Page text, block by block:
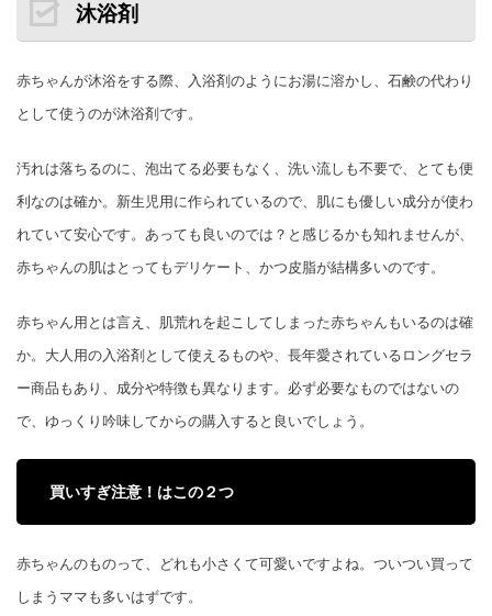
沐浴剤
赤ちゃんが沐浴をする際、入浴剤のようにお湯に溶かし、石鹸の代わり
として使うのが沐浴剤です。
汚れは落ちるのに、泡出てる必要もなく、洗い流しも不要で、とても便
利なのは確か。新生児用に作られているので、肌にも優しい成分が使わ
れていて安心です。あっても良いのでは？と感じるかも知れませんが、
赤ちゃんの肌はとってもデリケート、かつ皮脂が結構多いのです。
赤ちゃん用とは言え、肌荒れを起こしてしまった赤ちゃんもいるのは確
か。大人用の入浴剤として使えるものや、長年愛されているロングセラ
ー商品もあり、成分や特徴も異なります。必ず必要なものではないの
で、ゆっくり吟味してからの購入すると良いでしょう。
買いすぎ注意！はこの２つ
赤ちゃんのものって、どれも小さくて可愛いですよね。ついつい買って
しまうママも多いはずです。